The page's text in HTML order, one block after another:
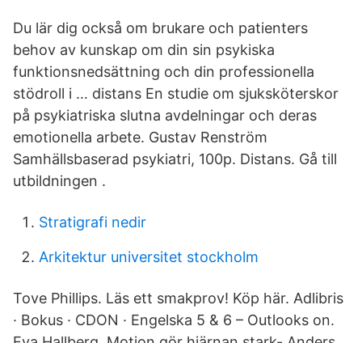
Du lär dig också om brukare och patienters
behov av kunskap om din sin psykiska
funktionsnedsättning och din professionella
stödroll i … distans En studie om sjuksköterskor
på psykiatriska slutna avdelningar och deras
emotionella arbete. Gustav Renström
Samhällsbaserad psykiatri, 100p. Distans. Gå till
utbildningen .
Stratigrafi nedir
Arkitektur universitet stockholm
Tove Phillips. Läs ett smakprov! Köp här. Adlibris
· Bokus · CDON · Engelska 5 & 6 – Outlooks on.